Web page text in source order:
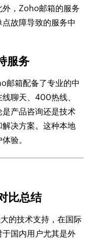
外，Zoho邮箱的服务
故障导致的服务中
服务
邮箱配备了专业的中
聊天、400热线、
产品咨询还是技术
决方案。这种本地
验。
比总结
的技术支持，在国际
国内用户尤其是外